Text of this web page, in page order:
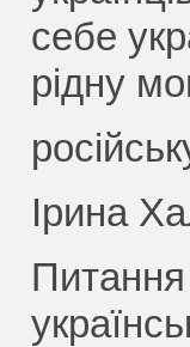
себе
рідну
Ірина
Питання